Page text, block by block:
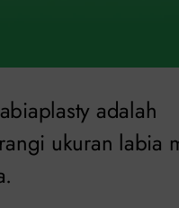
adalah
ukuran labia